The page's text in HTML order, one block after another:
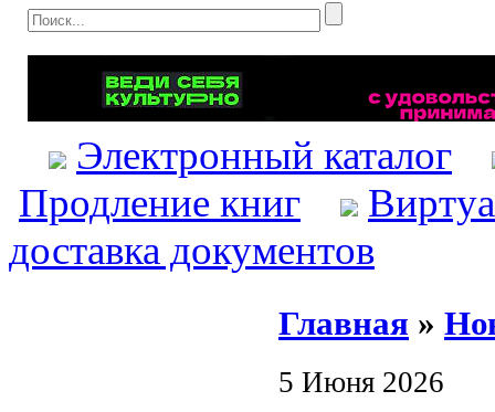
Электронный каталог
Продление книг
доставка документов
Главная »
5 Июня 2026